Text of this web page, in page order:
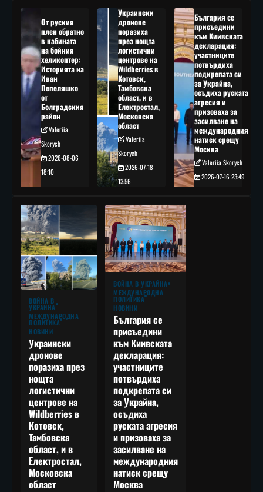
От руския
плен обратно
в кабината
на бойния
хеликоптер:
Историята на
Иван
Пепеляшко
от
Болградския
район
Valeriia
Skorych
2026-08-06
18:10
Украински
дронове
поразиха
през нощта
логистични
центрове на
Wildberries в
Котовск,
Тамбовска
област, и в
Електростал,
Московска
област
Valeriia
Skorych
2026-07-18
13:56
България се
присъедини
към Киивската
декларация:
участниците
потвърдиха
подкрепата си
за Украйна,
осъдиха руската
агресия и
призоваха за
засилване на
международния
натиск срещу
Москва
Valeriia Skorych
2026-07-16 23:49
ВОЙНА В
УКРАЙНА
МЕЖДУНАРОДНА
ПОЛИТИКА
НОВИНИ
Украински
дронове
поразиха през
нощта
логистични
центрове на
Wildberries в
Котовск,
Тамбовска
област, и в
Електростал,
Московска
област
ВОЙНА В УКРАЙНА
МЕЖДУНАРОДНА
ПОЛИТИКА
НОВИНИ
България се
присъедини
към Киивската
декларация:
участниците
потвърдиха
подкрепата си
за Украйна,
осъдиха
руската агресия
и призоваха за
засилване на
международния
натиск срещу
Москва